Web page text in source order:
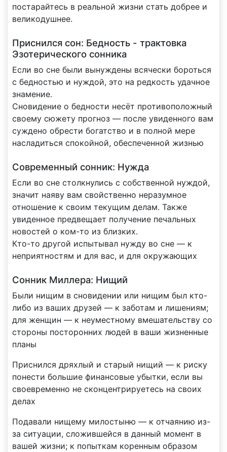
постарайтесь в реальной жизни стать добрее и
великодушнее.
Приснился сон: Бедность - трактовка
Эзотерического сонника
Если во сне были вынуждены всячески бороться
с бедностью и нуждой, это на редкость удачное
знамение.
Сновидение о бедности несёт противоположный
своему сюжету прогноз — после увиденного вам
суждено обрести богатство и в полной мере
насладиться спокойной, обеспеченной жизнью
Современный сонник: Нужда
Если во сне столкнулись с собственной нуждой,
значит наяву вам свойственно неразумное
отношение к своим текущим делам. Также
увиденное предвещает получение печальных
новостей о ком-то из близких.
Кто-то другой испытывал нужду во сне — к
неприятностям и для вас, и для окружающих
Сонник Миллера: Нищий
Были нищим в сновидении или нищим был кто-
либо из ваших друзей — к заботам и лишениям;
для женщин — к неуместному вмешательству со
стороны посторонних людей в ваши жизненные
планы
Приснился дряхлый и старый нищий — к риску
понести большие финансовые убытки, если вы
своевременно не сконцентрируетесь на своих
делах
Подавали нищему милостыню — к отчаянию из-
за ситуации, сложившейся в данный момент в
вашей жизни; к попыткам коренным образом